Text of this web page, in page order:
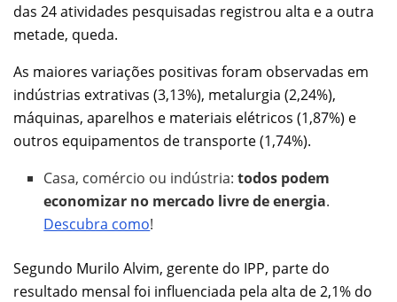
das 24 atividades pesquisadas registrou alta e a outra
metade, queda.
As maiores variações positivas foram observadas em
indústrias extrativas (3,13%), metalurgia (2,24%),
máquinas, aparelhos e materiais elétricos (1,87%) e
outros equipamentos de transporte (1,74%).
Casa, comércio ou indústria:todos podem
economizar no mercado livre de energia.
Descubra como!
Segundo Murilo Alvim, gerente do IPP, parte do
resultado mensal foi influenciada pela alta de 2,1% do